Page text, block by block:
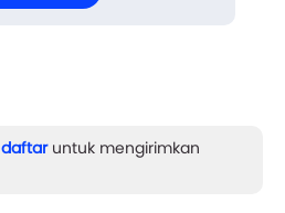
daftaruntuk mengirimkan